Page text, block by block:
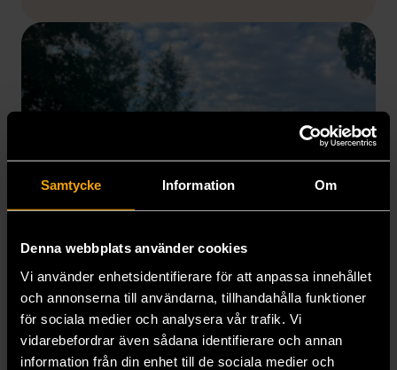
Samtycke Information Om
Denna webbplats använder cookies
Vi använder enhetsidentifierare för att anpassa innehållet
och annonserna till användarna, tillhandahålla funktioner
för sociala medier och analysera vår trafik. Vi
vidarebefordrar även sådana identifierare och annan
information från din enhet till de sociala medier och